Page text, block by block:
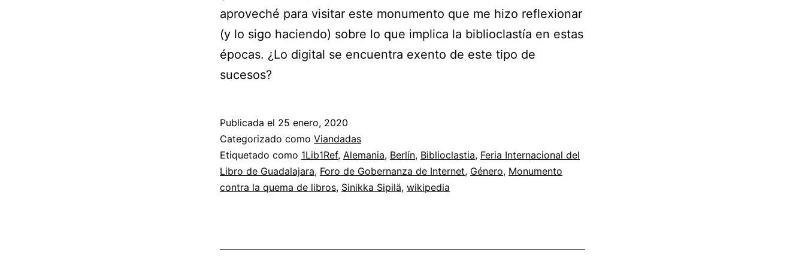
aproveché para visitar este monumento que me hizo reflexionar
(y lo sigo haciendo) sobre lo que implica la biblioclastía en estas
épocas. ¿Lo digital se encuentra exento de este tipo de
sucesos?
Publicada el 25 enero, 2020
Categorizado como Viandadas
Etiquetado como 1Lib1Ref, Alemania, Berlín, Biblioclastia, Feria Internacional del
Libro de Guadalajara, Foro de Gobernanza de Internet, Género, Monumento
contra la quema de libros, Sinikka Sipilä, wikipedia